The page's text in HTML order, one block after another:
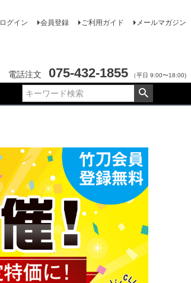
ログイン 会員登録 ご利用ガイド メールマガジン
電話注文 075-432-1855 （平日 9:00〜18:00)